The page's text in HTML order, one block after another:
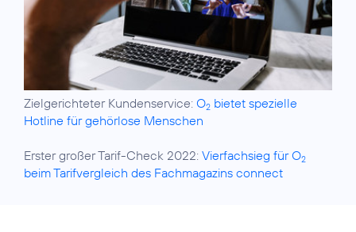
Zielgerichteter Kundenservice: O2 bietet spezielle
Hotline für gehörlose Menschen
Erster großer Tarif-Check 2022: Vierfachsieg für O2
beim Tarifvergleich des Fachmagazins connect